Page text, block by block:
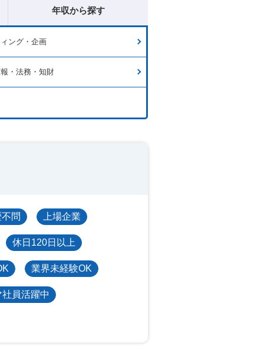
年収から探す
ング・企画
・法務・知財
問 上場企業
休日120日以上
業界未経験OK
員活躍中